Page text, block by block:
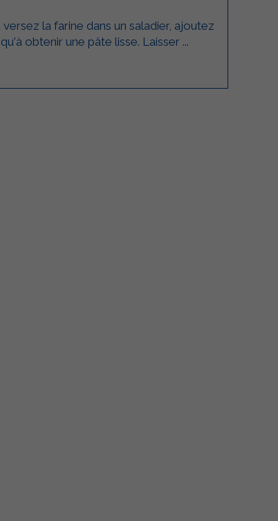
la farine dans un saladier, ajoutez
obtenir une pâte lisse. Laisser ...